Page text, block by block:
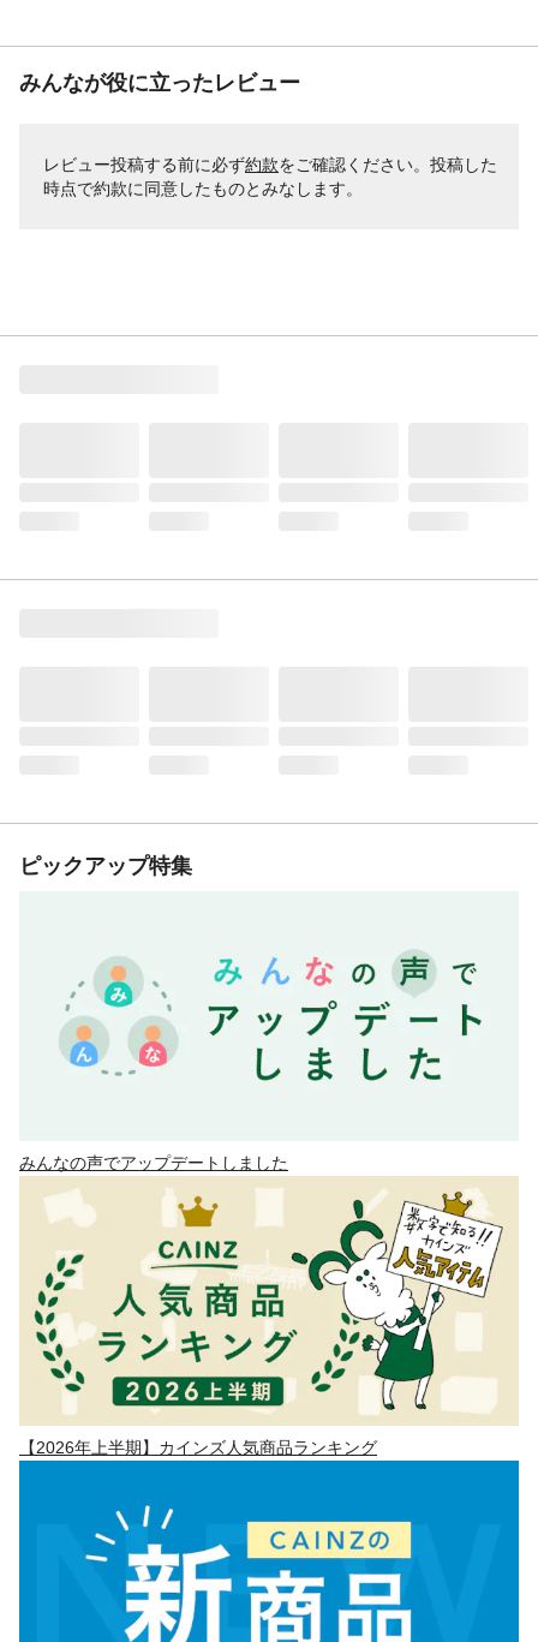
みんなが役に立ったレビュー
レビュー投稿する前に必ず約款をご確認ください。投稿した
時点で約款に同意したものとみなします。
ピックアップ特集
みんなの声でアップデートしました
【2026年上半期】カインズ人気商品ランキング